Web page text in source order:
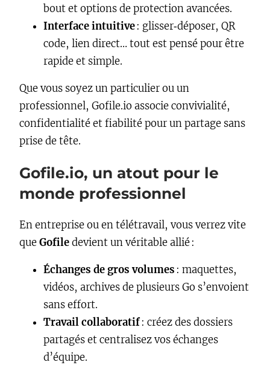
bout et options de protection avancées.
Interface intuitive: glisser‑déposer, QR
code, lien direct… tout est pensé pour être
rapide et simple.
Que vous soyez un particulier ou un
professionnel, Gofile.io associe convivialité,
confidentialité et fiabilité pour un partage sans
prise de tête.
Gofile.io, un atout pour le
monde professionnel
En entreprise ou en télétravail, vous verrez vite
queGofiledevient un véritable allié :
Échanges de gros volumes : maquettes,
vidéos, archives de plusieurs Go s’envoient
sans effort.
Travail collaboratif: créez des dossiers
partagés et centralisez vos échanges
d’équipe.